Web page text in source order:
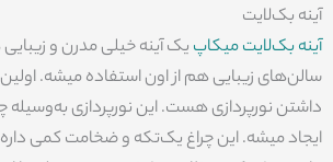
آینه بک‌لایت
آینه بک‌لایت میکاپیک آینه خیلی مدرن و
سالن‌های زیبایی هم از اون استفاده میشه. اولین
ایجاد میشه. این چراغ یک‌تکه و ضخامت کمی